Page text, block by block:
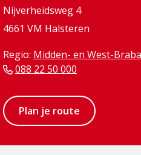
Nijverheidsweg 4
4661 VM Halsteren
Regio: Midden- en West-
088 22 50 000
Plan je route